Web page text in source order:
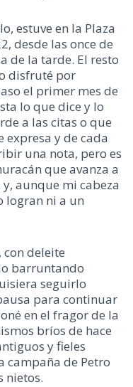
estuve en la Plaza
desde las once de
de la tarde. El resto
disfruté por
el primer mes de
lo que dice y lo
a las citas o que
expresa y de cada
una nota, pero es
que avanza a
aunque mi cabeza
logran ni a un
deleite
barruntando
seguirlo
para continuar
en el fragor de la
bríos de hace
y fieles
campaña de Petro
nietos.